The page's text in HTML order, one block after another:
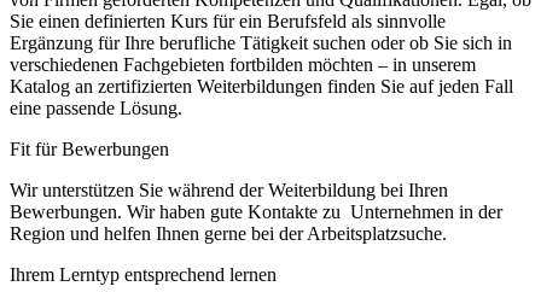
Sie einen definierten Kurs für ein Berufsfeld als sinnvolle
Ergänzung für Ihre berufliche Tätigkeit suchen oder ob Sie sich in
verschiedenen Fachgebieten fortbilden möchten – in unserem
Katalog an zertifizierten Weiterbildungen finden Sie auf jeden Fall
eine passende Lösung.
Fit für Bewerbungen
Wir unterstützen Sie während der Weiterbildung bei Ihren
Bewerbungen. Wir haben gute Kontakte zu Unternehmen in der
Region und helfen Ihnen gerne bei der Arbeitsplatzsuche.
Ihrem Lerntyp entsprechend lernen